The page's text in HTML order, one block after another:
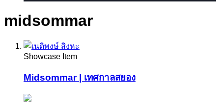
midsommar
Showcase Item
Midsommar | เทศกาลสยอง